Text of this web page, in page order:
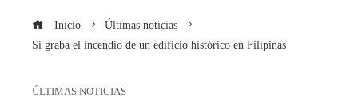
Inicio
Últimas noticias
Si graba el incendio de un edificio histórico en Filipinas
ÚLTIMAS NOTICIAS